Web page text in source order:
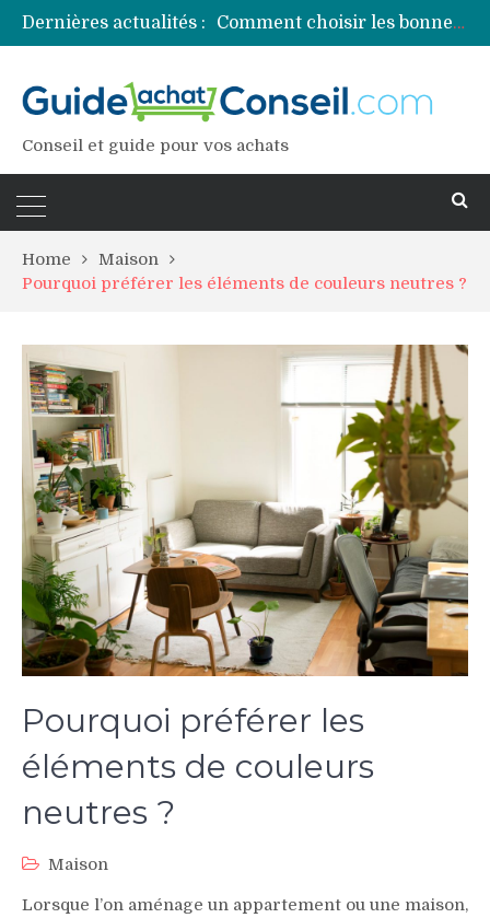
Dernières actualités :
Comment choisir les bonnes couleurs pour un projet tie and dye ?
Comment préparer sa piscine pour une période prolongée d’inutilisation ?
Conseil et guide pour vos achats
Home
Maison
Pourquoi préférer les éléments de couleurs neutres ?
Pourquoi préférer les
éléments de couleurs
neutres ?
Maison
Lorsque l’on aménage un appartement ou une maison,